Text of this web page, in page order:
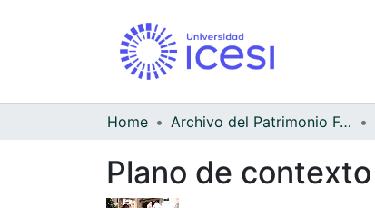
Home Archivo del Patrimonio Fotográfico y Fílmico del Valle del Cauca
Plano de contexto